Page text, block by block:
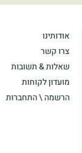
אודותינו
צרו קשר
שאלות & תשובות
מועדון לקוחות
הרשמה \ התחברות